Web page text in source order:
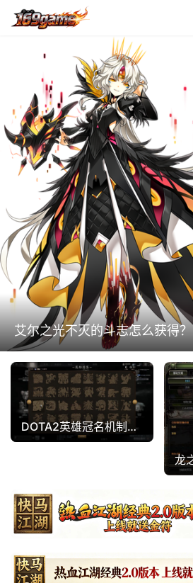
艾尔之光不灭的斗志怎么获得？
DOTA2英雄冠名机制详解